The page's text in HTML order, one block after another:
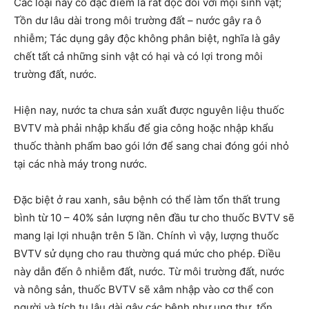
Tồn dư lâu dài trong môi trường đất – nước gây ra ô
nhiễm; Tác dụng gây độc không phân biệt, nghĩa là gây
chết tất cả những sinh vật có hại và có lợi trong môi
trường đất, nước.
Hiện nay, nước ta chưa sản xuất được nguyên liệu thuốc
BVTV mà phải nhập khẩu để gia công hoặc nhập khẩu
thuốc thành phẩm bao gói lớn để sang chai đóng gói nhỏ
tại các nhà máy trong nước.
Đặc biệt ở rau xanh, sâu bệnh có thể làm tổn thất trung
bình từ 10 – 40% sản lượng nên đầu tư cho thuốc BVTV sẽ
mang lại lợi nhuận trên 5 lần. Chính vì vậy, lượng thuốc
BVTV sử dụng cho rau thường quá mức cho phép. Điều
này dẫn đến ô nhiễm đất, nước. Từ môi trường đất, nước
và nông sản, thuốc BVTV sẽ xâm nhập vào cơ thể con